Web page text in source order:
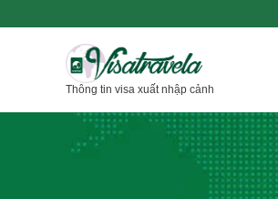
Thông tin visa xuất nhập cảnh